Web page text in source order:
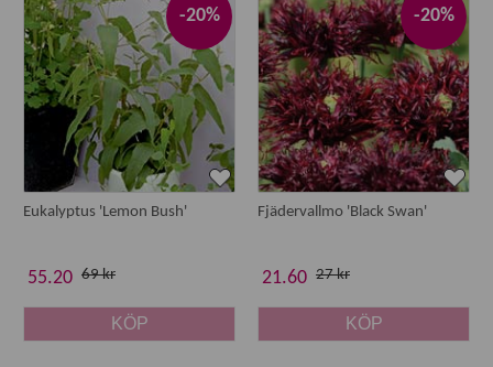
-20%
Eukalyptus 'Lemon Bush'
55.20 69 kr
KÖP
-20%
Fjädervallmo 'Black Swan'
21.60 27 kr
KÖP